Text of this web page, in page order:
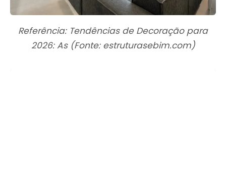
Referência: Tendências de Decoração para
2026: As (Fonte: estruturasebim.com)